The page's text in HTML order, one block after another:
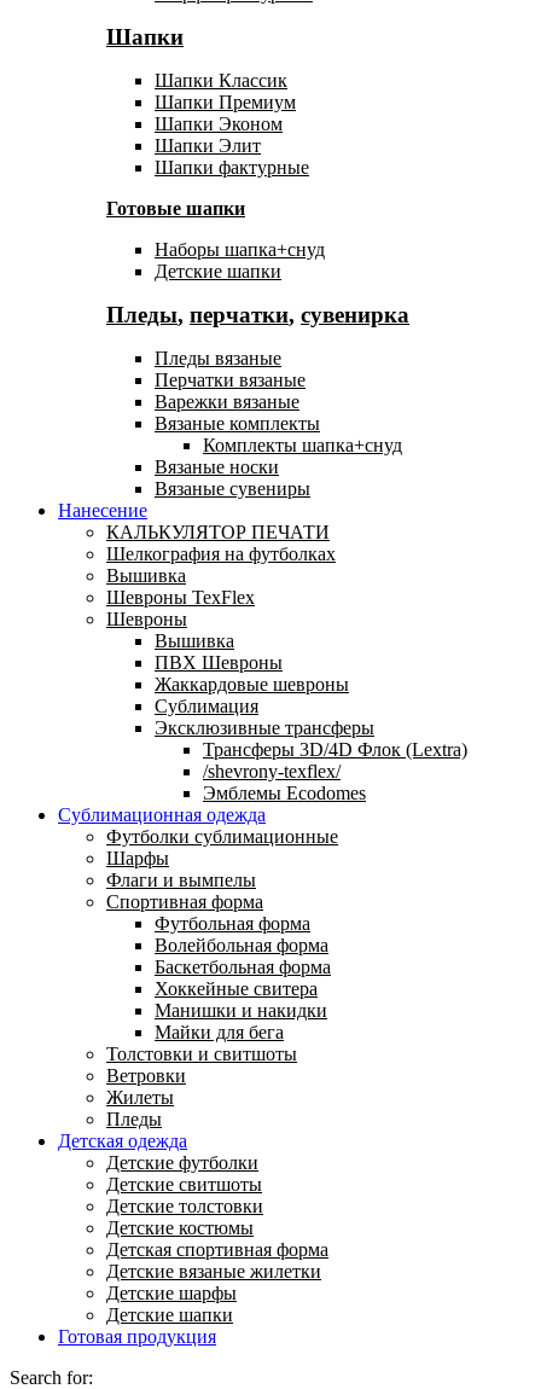
Шапки
Шапки Классик
Шапки Премиум
Шапки Эконом
Шапки Элит
Шапки фактурные
Готовые шапки
Наборы шапка+снуд
Детские шапки
Пледы, перчатки, сувенирка
Пледы вязаные
Перчатки вязаные
Варежки вязаные
Вязаные комплекты
Комплекты шапка+снуд
Вязаные носки
Вязаные сувениры
Нанесение
КАЛЬКУЛЯТОР ПЕЧАТИ
Шелкография на футболках
Вышивка
Шевроны TexFlex
Шевроны
Вышивка
ПВХ Шевроны
Жаккардовые шевроны
Сублимация
Эксклюзивные трансферы
Трансферы 3D/4D Флок (Lextra)
/shevrony-texflex/
Эмблемы Ecodomes
Сублимационная одежда
Футболки сублимационные
Шарфы
Флаги и вымпелы
Спортивная форма
Футбольная форма
Волейбольная форма
Баскетбольная форма
Хоккейные свитера
Манишки и накидки
Майки для бега
Толстовки и свитшоты
Ветровки
Жилеты
Пледы
Детская одежда
Детские футболки
Детские свитшоты
Детские толстовки
Детские костюмы
Детская спортивная форма
Детские вязаные жилетки
Детские шарфы
Детские шапки
Готовая продукция
Search for: